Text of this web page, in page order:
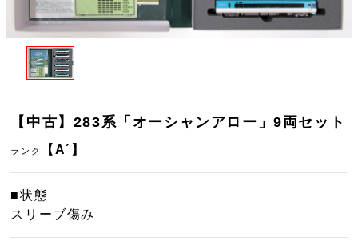
【中古】283系「オーシャンアロー」9両セット
ランク 【A´】
■状態
スリーブ傷み